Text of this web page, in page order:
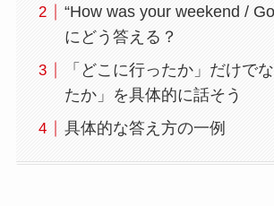
“How was your weekend /
にどう答える？
「どこに行ったか」だけで
たか」を具体的に話そう
具体的な答え方の一例